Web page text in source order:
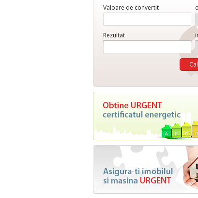
Valoare de convertit
Rezultat